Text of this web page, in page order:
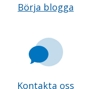
Börja blogga
Kontakta oss